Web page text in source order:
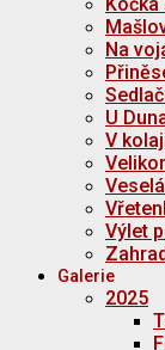
Na
U
V
Výlet
Galerie
2025